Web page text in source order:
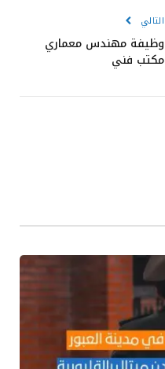
التالي
وظيفة مهندس معماري
مكتب فني